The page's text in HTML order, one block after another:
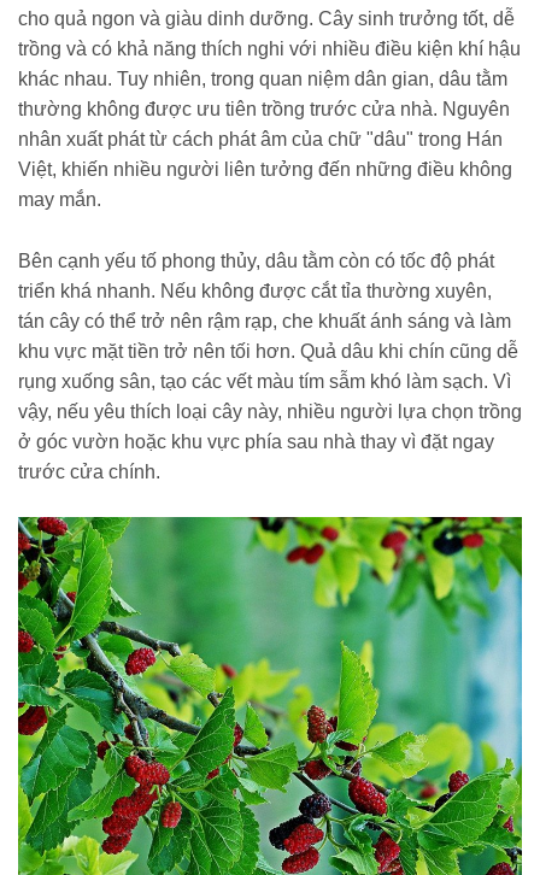
cho quả ngon và giàu dinh dưỡng. Cây sinh trưởng tốt, dễ
trồng và có khả năng thích nghi với nhiều điều kiện khí hậu
khác nhau. Tuy nhiên, trong quan niệm dân gian, dâu tằm
thường không được ưu tiên trồng trước cửa nhà. Nguyên
nhân xuất phát từ cách phát âm của chữ "dâu" trong Hán
Việt, khiến nhiều người liên tưởng đến những điều không
may mắn.
Bên cạnh yếu tố phong thủy, dâu tằm còn có tốc độ phát
triển khá nhanh. Nếu không được cắt tỉa thường xuyên,
tán cây có thể trở nên rậm rạp, che khuất ánh sáng và làm
khu vực mặt tiền trở nên tối hơn. Quả dâu khi chín cũng dễ
rụng xuống sân, tạo các vết màu tím sẫm khó làm sạch. Vì
vậy, nếu yêu thích loại cây này, nhiều người lựa chọn trồng
ở góc vườn hoặc khu vực phía sau nhà thay vì đặt ngay
trước cửa chính.